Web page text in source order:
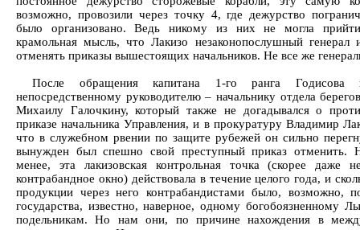
возможно, провозили через точку 4, где дежурство
было организовано. Ведь никому из них не могла
крамольная мысль, что Лакизо незаконопослушный генерал
отменять приказы вышестоящих начальников. Не все же
После обращения капитана 1-го ранга Годисова
непосредственному руководителю – начальнику отдела
Михаилу Галочкину, который также не догадывался о
приказе начальника Управления, и в прокуратуру Владимир
что в служебном рвении по защите рубежей он сильно
вынужден был спешно свой преступный приказ отменить.
менее, эта лакизовская контрольная точка (скорее даже
контрабандное окно) действовала в течение целого года, и
продукции через него контрабандистами было, возможно,
государства, известно, наверное, одному богобоязненному
подельникам. Но нам они, по причине нахождения в